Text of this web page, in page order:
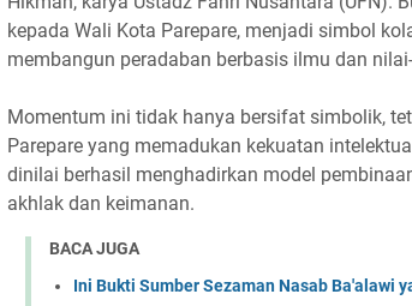
kepada Wali Kota Parepare, menjadi simbol
membangun peradaban berbasis ilmu dan
Momentum ini tidak hanya bersifat simbolik,
Parepare yang memadukan kekuatan
dinilai berhasil menghadirkan model
akhlak dan keimanan.
BACA JUGA
Ini Bukti Sumber Sezaman Nasab Ba'alawi